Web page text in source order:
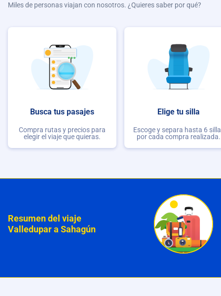
Miles de personas viajan con nosotros. ¿Quieres saber por qué?
Busca tus pasajes
Compra rutas y precios para
elegir el viaje que quieras.
Elige tu silla
Escoge y separa hasta 6
por cada compra realizada.
Resumen del viaje
Valledupar a Sahagún